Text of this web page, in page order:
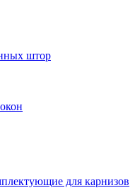
штор
для карнизов